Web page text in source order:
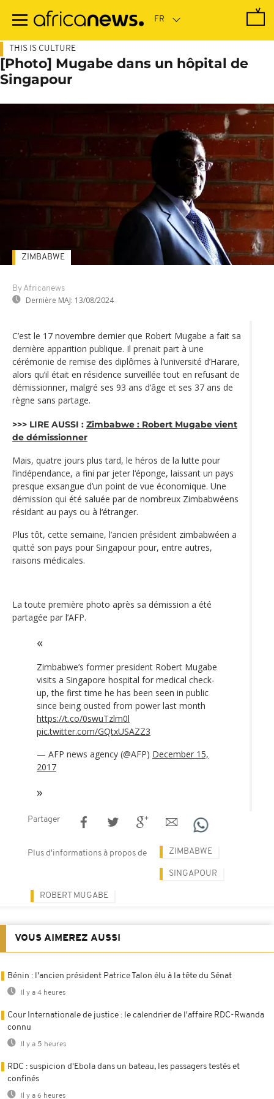
contenu
THIS IS CULTURE
[Photo] Mugabe dans un hôpital de
Singapour
By Africanews
Dernière MAJ: 13/08/2024
ZIMBABWE
C’est le 17 novembre dernier que Robert Mugabe a fait sa
dernière apparition publique. Il prenait part à une
cérémonie de remise des diplômes à l’université d’Harare,
alors qu’il était en résidence surveillée tout en refusant de
démissionner, malgré ses 93 ans d‘âge et ses 37 ans de
règne sans partage.
>>> LIRE AUSSI : Zimbabwe : Robert Mugabe vient
de démissionner
Mais, quatre jours plus tard, le héros de la lutte pour
l’indépendance, a fini par jeter l‘éponge, laissant un pays
presque exsangue d’un point de vue économique. Une
démission qui été saluée par de nombreux Zimbabwéens
résidant au pays ou à l‘étranger.
Plus tôt, cette semaine, l’ancien président zimbabwéen a
quitté son pays pour Singapour pour, entre autres,
raisons médicales.
La toute première photo après sa démission a été
partagée par l’AFP.
Zimbabwe’s former president Robert Mugabe
visits a Singapore hospital for medical check-
up, the first time he has been seen in public
since being ousted from power last month
https://t.co/0swuTzlm0l
pic.twitter.com/GQtxUSAZZ3
— AFP news agency (@AFP) December 15,
2017
Partager
Plus d'informations à propos de ZIMBABWE
SINGAPOUR
ROBERT MUGABE
VOUS AIMEREZ AUSSI
Bénin : l'ancien président Patrice Talon élu à la tête du Sénat
Il y a 4 heures
Cour Internationale de justice : le calendrier de l'affaire RDC-Rwanda
connu
Il y a 5 heures
RDC : suspicion d'Ebola dans un bateau, les passagers testés et
confinés
Il y a 6 heures